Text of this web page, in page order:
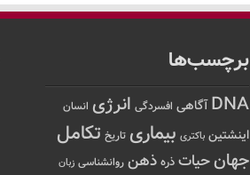
برچسب‌ها
DNA آگاهی افسردگی انرژی انسان
اینشتین باکتری بیماری تاریخ تکامل
جهانحیات ذره ذهن روانشناسی زبان